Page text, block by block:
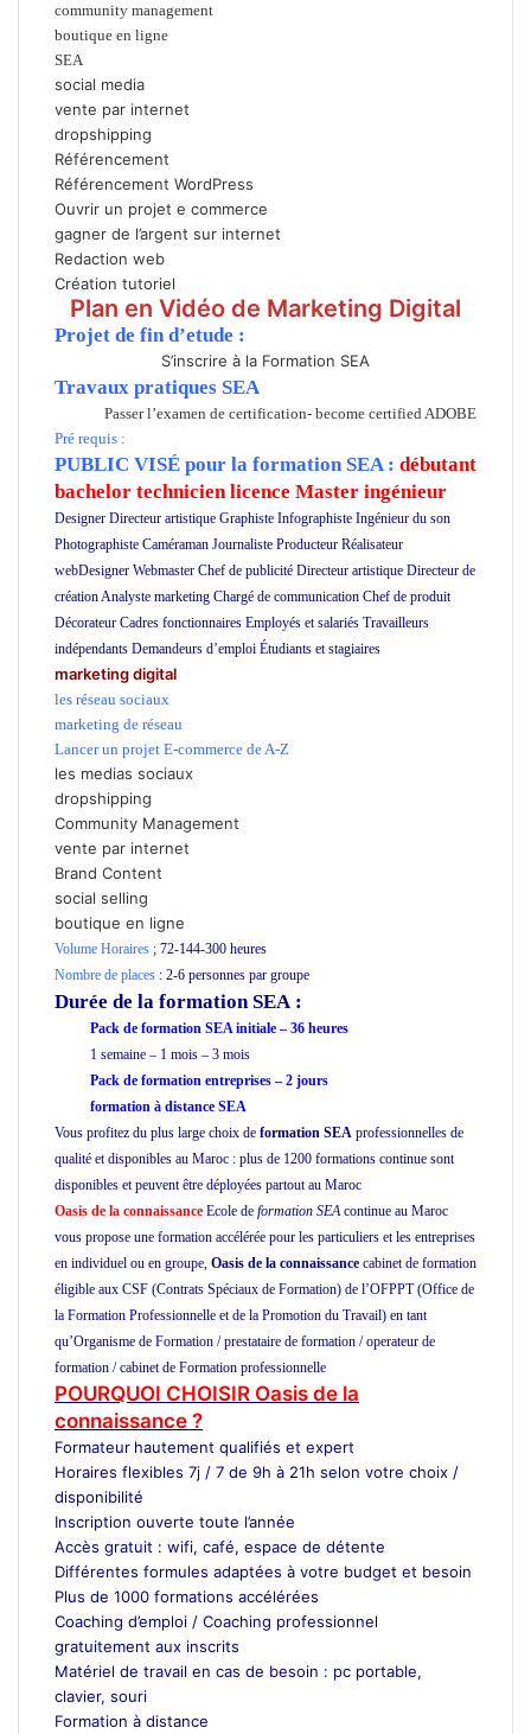
community management
boutique en ligne
SEA
social media
vente par internet
dropshipping
Référencement
Référencement WordPress
Ouvrir un projet e commerce
gagner de l’argent sur internet
Redaction web
Création tutoriel
Plan en Vidéo de Marketing Digital
Projet de fin d’etude :
S’inscrire à la Formation SEA
Travaux pratiques SEA
Passer l’examen de certification- become certified ADOBE
Pré requis :
PUBLIC VISÉ pour la formation SEA : débutant
bachelor technicien licence Master ingénieur
Designer Directeur artistique Graphiste Infographiste Ingénieur du son
Photographiste Caméraman Journaliste Producteur Réalisateur
webDesigner Webmaster Chef de publicité Directeur artistique Directeur de
création Analyste marketing Chargé de communication Chef de produit
Décorateur Cadres fonctionnaires Employés et salariés Travailleurs
indépendants Demandeurs d’emploi Étudiants et stagiaires
marketing digital
les réseau sociaux
marketing de réseau
Lancer un projet E-commerce de A-Z
les medias sociaux
dropshipping
Community Management
vente par internet
Brand Content
social selling
boutique en ligne
Volume Horaires ; 72-144-300 heures
Nombre de places : 2-6 personnes par groupe
Durée de la formation SEA:
Pack de formation SEA initiale – 36 heures
1 semaine – 1 mois – 3 mois
Pack de formation entreprises – 2 jours
formation à distance SEA
Vous profitez du plus large choix de formation SEA professionnelles de
qualité et disponibles au Maroc : plus de 1200 formations continue sont
disponibles et peuvent être déployées partout au Maroc
Oasis de la connaissance Ecole de formation SEA continue au Maroc
vous propose une formation accélérée pour les particuliers et les entreprises
en individuel ou en groupe, Oasis de la connaissance cabinet de formation
éligible aux CSF (Contrats Spéciaux de Formation) de l’OFPPT (Office de
la Formation Professionnelle et de la Promotion du Travail) en tant
qu’Organisme de Formation / prestataire de formation / operateur de
formation / cabinet de Formation professionnelle
POURQUOI CHOISIR Oasis de la
connaissance ?
Formateur hautement qualifiés et expert
Horaires flexibles 7j / 7 de 9h à 21h selon votre choix /
disponibilité
Inscription ouverte toute l’année
Accès gratuit : wifi, café, espace de détente
Différentes formules adaptées à votre budget et besoin
Plus de 1000 formations accélérées
Coaching d’emploi / Coaching professionnel
gratuitement aux inscrits
Matériel de travail en cas de besoin : pc portable,
clavier, souri
Formation à distance